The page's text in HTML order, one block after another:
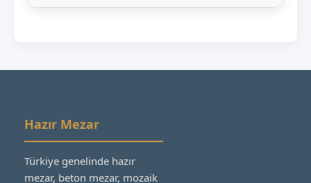
Hazır Mezar
Türkiye genelinde hazır
mezar, beton mezar, mozaik